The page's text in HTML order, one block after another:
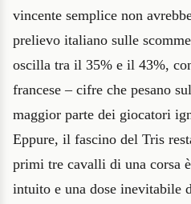
vincente semplice non
prelievo italiano sulle
oscilla tra il 35% e il 43%,
francese – cifre che pesano
maggior parte dei giocatori
Eppure, il fascino del Tris
primi tre cavalli di una corsa
intuito e una dose inevitabile